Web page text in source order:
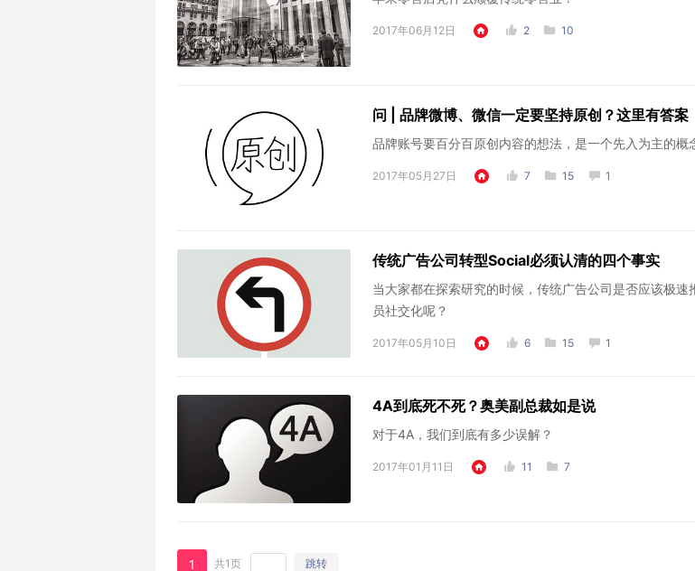
2017年06月12日 2 10
问 | 品牌微博、微信一定要坚持原创？这里有答案
品牌账号要百分百原创内容的想法，是一个先入为主的概
2017年05月27日 7 15 1
传统广告公司转型Social必须认清的四个事实
当大家都在探索研究的时候，传统广告公司是否应该极速
员社交化呢？
2017年05月10日 6 15 1
4A到底死不死？奥美副总裁如是说
对于4A，我们到底有多少误解？
2017年01月11日 11 7
1 共1页 跳转